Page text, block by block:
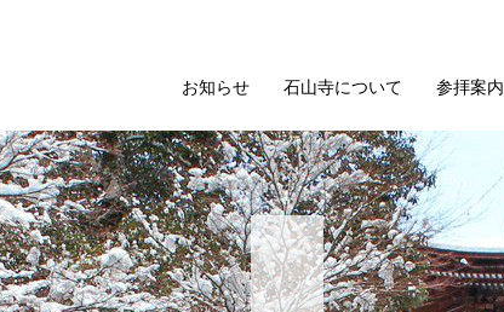
お知らせ 石山寺について 参拝案内